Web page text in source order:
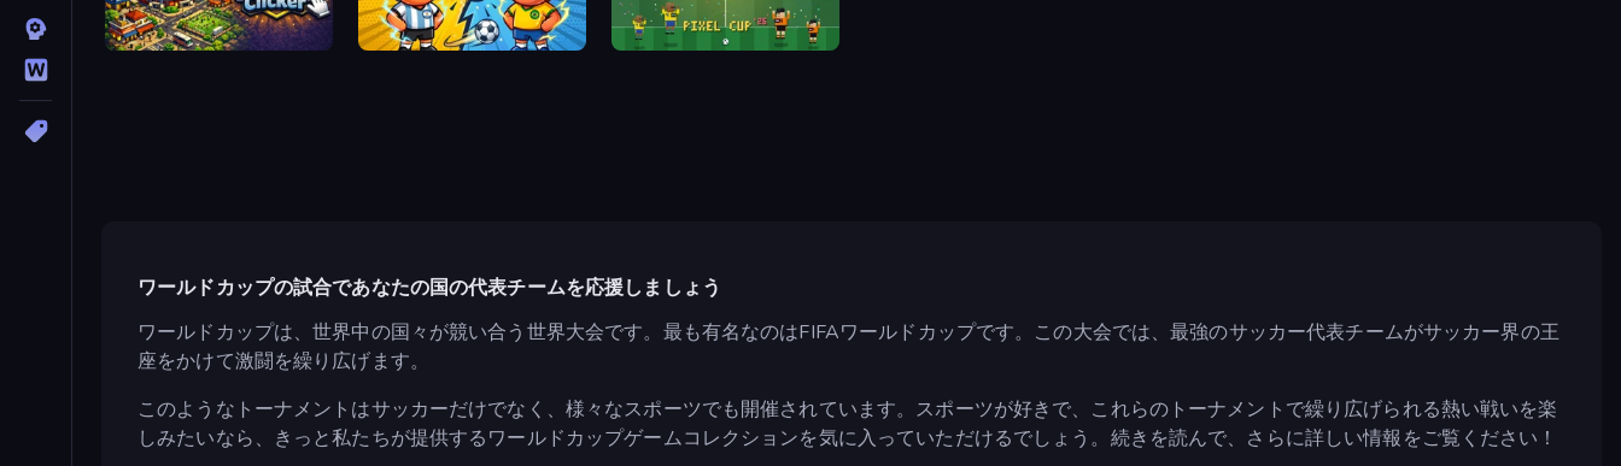
Soccer Clicker Pocket Goal: World Cup Pixel Cup 26
ワールドカップの試合であなたの国の代表チームを応援しましょう
ワールドカップは、世界中の国々が競い合う世界大会です。最も有名なのはFIFAワールドカップです。この大会では、最強のサッカー代表チームがサッカー界の王
座をかけて激闘を繰り広げます。
このようなトーナメントはサッカーだけでなく、様々なスポーツでも開催されています。スポーツが好きで、これらのトーナメントで繰り広げられる熱い戦いを楽
しみたいなら、きっと私たちが提供するワールドカップゲームコレクションを気に入っていただけるでしょう。続きを読んで、さらに詳しい情報をご覧ください！